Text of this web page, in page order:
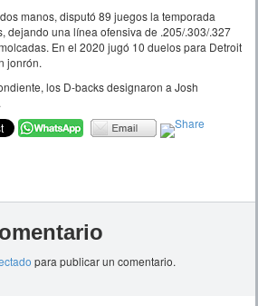
manos, disputó 89 juegos la temporada
dejando una línea ofensiva de .205/.303/.327
En el 2020 jugó 10 duelos para Detroit
jonrón.
los D-backs designaron a Josh
para publicar un comentario.